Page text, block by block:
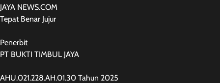
JAYA NEWS.COM
Tepat Benar Jujur
Penerbit
PT BUKTI TIMBUL JAYA
AHU.021.228.AH.01.30 Tahun 2025